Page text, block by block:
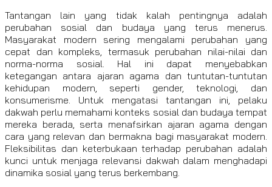
Tantangan lain yang tidak kalah pentingnya adalah
perubahan sosial dan budaya yang terus menerus.
Masyarakat modern sering mengalami perubahan yang
cepat dan kompleks, termasuk perubahan nilai-nilai dan
norma-norma sosial. Hal ini dapat menyebabkan
ketegangan antara ajaran agama dan tuntutan-tuntutan
kehidupan modern, seperti gender, teknologi, dan
konsumerisme. Untuk mengatasi tantangan ini, pelaku
dakwah perlu memahami konteks sosial dan budaya tempat
mereka berada, serta menafsirkan ajaran agama dengan
cara yang relevan dan bermakna bagi masyarakat modern.
Fleksibilitas dan keterbukaan terhadap perubahan adalah
kunci untuk menjaga relevansi dakwah dalam menghadapi
dinamika sosial yang terus berkembang.